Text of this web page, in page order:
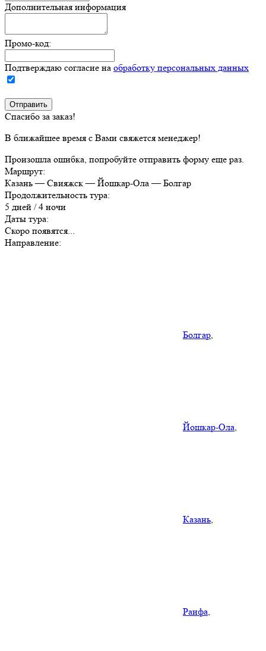
Дополнительная информация
Промо-код:
Подтверждаю согласие на обработку персональных данных
Спасибо за заказ!
В ближайшее время с Вами свяжется менеджер!
Произошла ошибка, попробуйте отправить форму еще раз.
Маршрут:
Казань — Свияжск — Йошкар-Ола — Болгар
Продолжительность тура:
5 дней / 4 ночи
Даты тура:
Скоро появятся...
Направление:
Болгар,
Йошкар-Ола,
Казань,
Раифа,